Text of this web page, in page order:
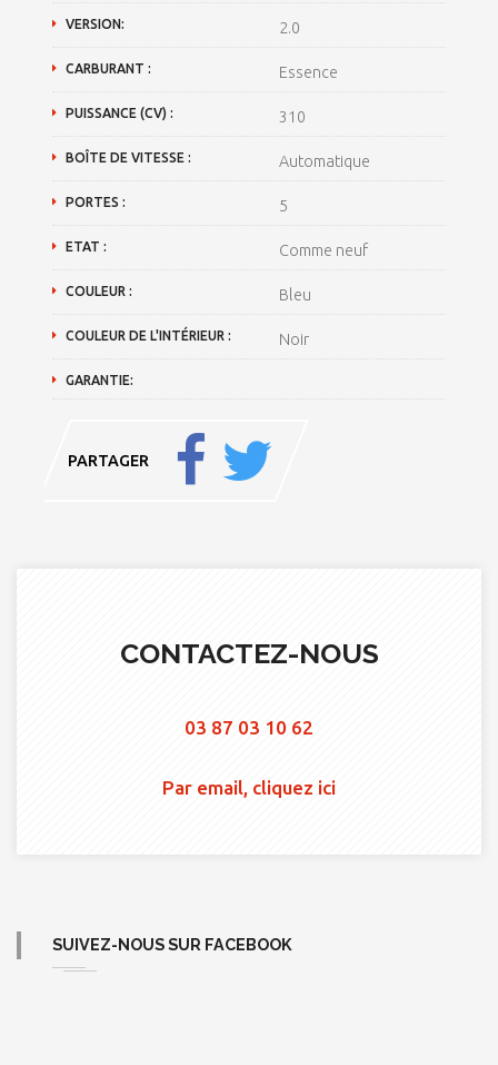
VERSION: 2.0
CARBURANT : Essence
PUISSANCE (CV) : 310
BOÎTE DE VITESSE : Automatique
PORTES : 5
ETAT : Comme neuf
COULEUR : Bleu
COULEUR DE L'INTÉRIEUR : Noir
GARANTIE:
PARTAGER
CONTACTEZ-NOUS
03 87 03 10 62
Par email, cliquez ici
SUIVEZ-NOUS SUR FACEBOOK